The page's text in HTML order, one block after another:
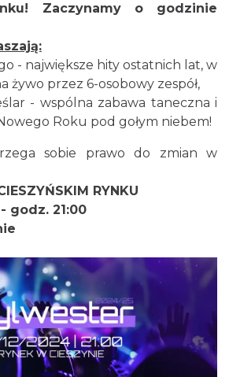
2026-08-28
Zaczynamy o godzinie
- największe hity ostatnich lat, w
żywo przez 6-osobowy zespół,
- wspólna zabawa taneczna i
Roku pod gołym niebem!
sobie prawo do zmian w
RYNKU
godz. 21:00